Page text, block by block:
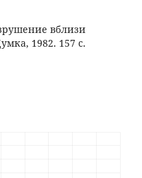
вблизи
1982. 157 с.